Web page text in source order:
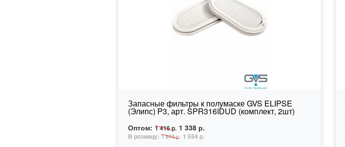
Запасные фильтры к полумаске GVS ELIPSE
(Элипс) P3, арт. SPR316IDUD (комплект, 2шт)
Оптом: 1 416 р. 1 338 р.
В розницу: 1 674 р. 1 554 р.